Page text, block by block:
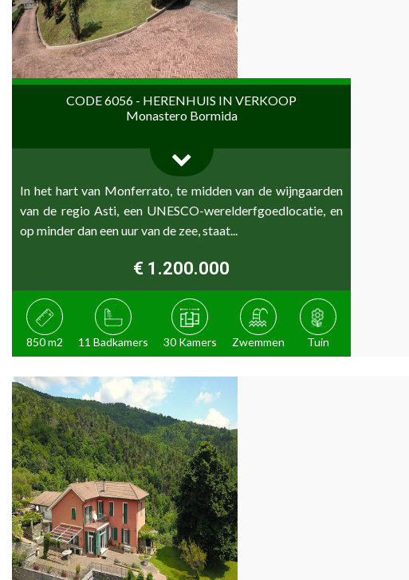
CODE 6056 - HERENHUIS IN VERKOOP
Monastero Bormida
In het hart van Monferrato, te midden van de wijngaarden
van de regio Asti, een UNESCO-werelderfgoedlocatie, en
op minder dan een uur van de zee, staat...
€ 1.200.000
850 m2 11 Badkamers 30 Kamers Zwemmen Tuin